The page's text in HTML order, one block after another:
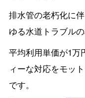
排水管の老朽化に
ゆる水道トラブルの
平均利用単価が1万
ィーな対応をモッ
です。